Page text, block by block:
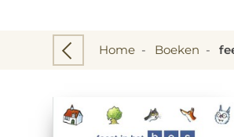
Home - Boeken -